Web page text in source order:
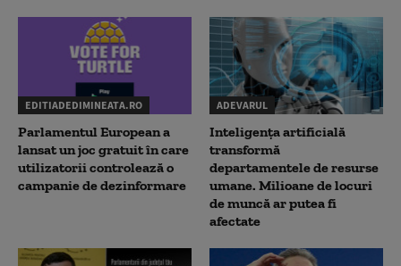
EDITIADEDIMINEATA.RO
Parlamentul European a
lansat un joc gratuit în care
utilizatorii controlează o
campanie de dezinformare
ADEVARUL
Inteligența artificială
transformă
departamentele de resurse
umane. Milioane de locuri
de muncă ar putea fi
afectate